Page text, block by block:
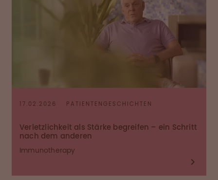
17.02.2026 PATIENTENGESCHICHTEN
Verletzlichkeit als Stärke begreifen – ein Schritt
nach dem anderen
Immunotherapy